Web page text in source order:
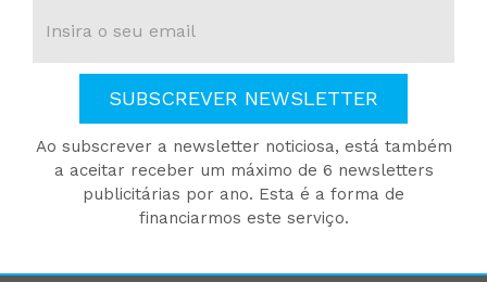
SUBSCREVER NEWSLETTER
Ao subscrever a newsletter noticiosa, está também
a aceitar receber um máximo de 6 newsletters
publicitárias por ano. Esta é a forma de
financiarmos este serviço.